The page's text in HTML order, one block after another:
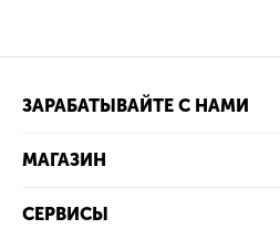
ЗАРАБАТЫВАЙТЕ С НАМИ
МАГАЗИН
СЕРВИСЫ